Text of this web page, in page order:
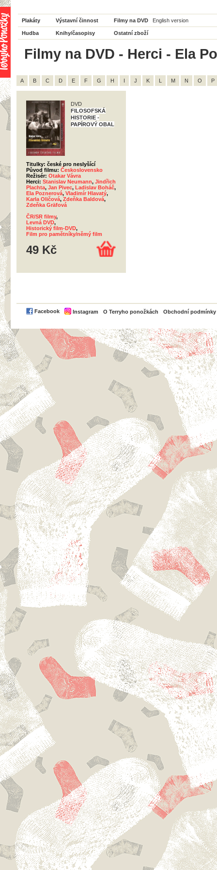
Plakáty Výstavní činnost Filmy na DVD English version
Hudba Knihy/časopisy Ostatní zboží
Filmy na DVD - Herci - Ela
A B C D E F G H I J K L M N O P
DVD
FILOSOFSKÁ
HISTORIE -
PAPÍROVÝ OBAL
Titulky: české pro neslyšící
Původ filmu: Československo
Režisér: Otakar Vávra
Herci: Stanislav Neumann, Jindřich
Plachta, Jan Pivec, Ladislav Boháč,
Ela Poznerová, Vladimír Hlavatý,
Karla Oličová, Zdeňka Baldová,
Zdeňka Gräfová
ČR/SR filmy,
Levná DVD,
Historický film-DVD,
Film pro pamětníky/němý film
49 Kč
Facebook Instagram O Terryho ponožkách Obchodní podmínky
PayPal